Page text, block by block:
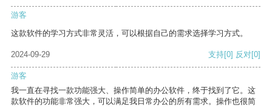
游客
这款软件的学习方式非常灵活，可以根据自己的需求选择学习方式。
2024-09-29 支持[0] 反对[0]
游客
我一直在寻找一款功能强大、操作简单的办公软件，终于找到了它。这
款软件的功能非常强大，可以满足我日常办公的所有需求。操作也很简